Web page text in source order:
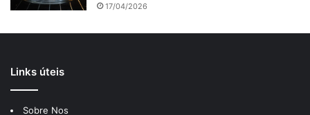
17/04/2026
Links úteis
Sobre Nos